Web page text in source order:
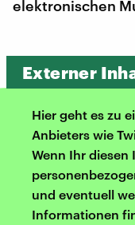
elektronischen
Externer
Hier geht es zu
Anbieters wie
Wenn Ihr diesen
und eventuell
Informationen